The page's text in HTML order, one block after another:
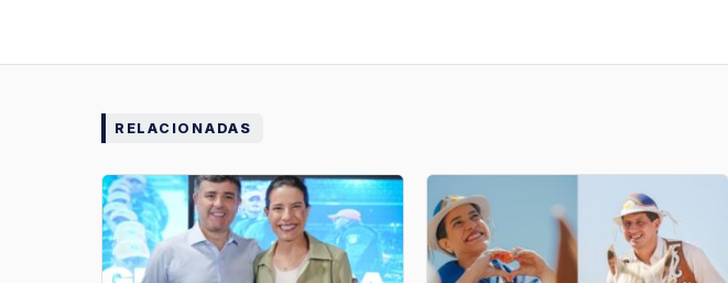
RELACIONADAS